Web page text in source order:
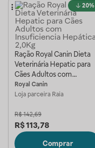
20%
Ração Royal Canin Dieta
Veterinária Hepatic para
Cães Adultos com
Insuficiencia Hepática
2,0Kg
Royal Canin
Loja parceira Raia
R$ 142,69
R$113,78
Comprar